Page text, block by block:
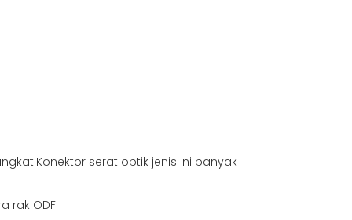
serat optik jenis ini banyak
rak ODF.